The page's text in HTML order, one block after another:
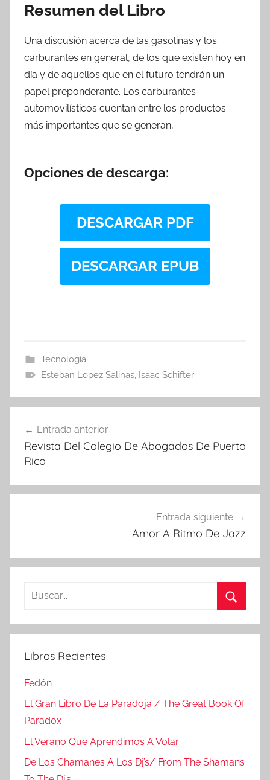
Resumen del Libro
Una discusión acerca de las gasolinas y los
carburantes en general, de los que existen hoy en
día y de aquellos que en el futuro tendrán un
papel preponderante. Los carburantes
automovilísticos cuentan entre los productos
más importantes que se generan,
Opciones de descarga:
DESCARGAR PDF
DESCARGAR EPUB
Tecnología
Esteban Lopez Salinas, Isaac Schifter
de
entradas
Entrada anterior
Revista Del Colegio De Abogados De Puerto
Rico
Entrada siguiente
Amor A Ritmo De Jazz
Buscar:
Libros Recientes
Fedón
El Gran Libro De La Paradoja / The Great Book Of
Paradox
El Verano Que Aprendimos A Volar
De Los Chamanes A Los Dj’s/ From The Shamans